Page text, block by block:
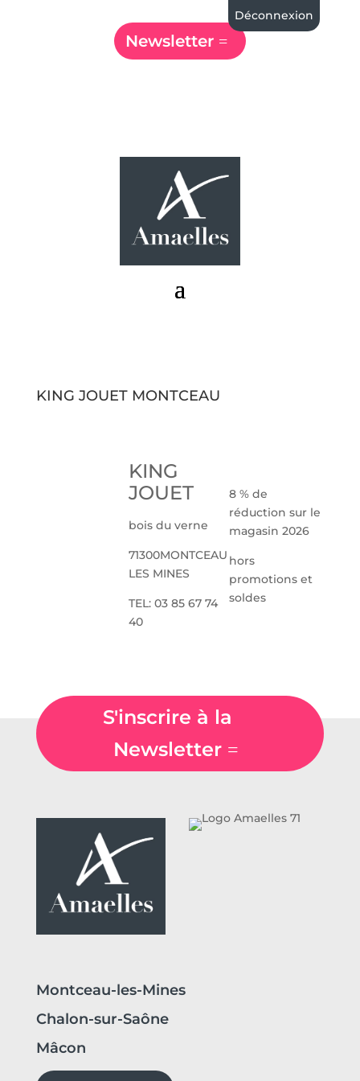
Newsletter
Déconnexion
KING JOUET MONTCEAU
KING
JOUET
bois du verne
71300MONTCEAU
LES MINES
TEL: 03 85 67 74
40
8 % de
réduction sur le
magasin 2026
hors
promotions et
soldes
S'inscrire à la
Newsletter
Montceau-les-Mines
Chalon-sur-Saône
Mâcon